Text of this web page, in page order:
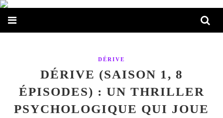
DÉRIVE
DÉRIVE (SAISON 1, 8
ÉPISODES) : UN THRILLER
PSYCHOLOGIQUE QUI JOUE